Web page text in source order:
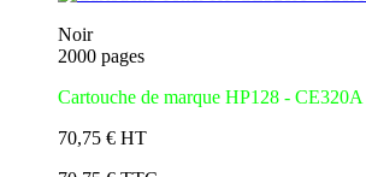
Noir
2000 pages
Cartouche de marque HP128 -
70,75 € HT